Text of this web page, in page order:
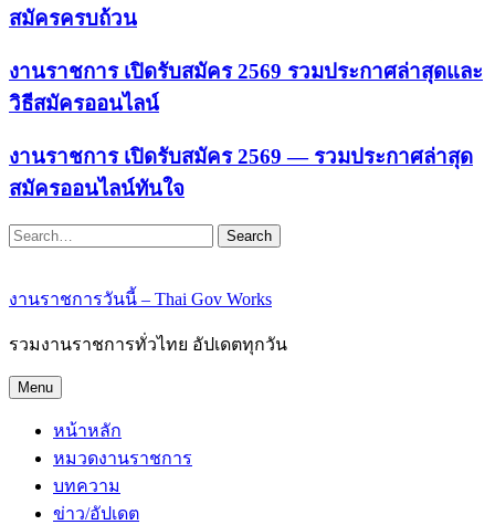
สมัครครบถ้วน
งานราชการ เปิดรับสมัคร 2569 รวมประกาศล่าสุดและ
วิธีสมัครออนไลน์
งานราชการ เปิดรับสมัคร 2569 — รวมประกาศล่าสุด
สมัครออนไลน์ทันใจ
Search
งานราชการวันนี้ – Thai Gov Works
รวมงานราชการทั่วไทย อัปเดตทุกวัน
Menu
หน้าหลัก
หมวดงานราชการ
บทความ
ข่าว/อัปเดต